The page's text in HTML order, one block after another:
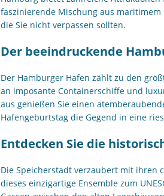
faszinierende Mischung aus
die Sie nicht verpassen sollten.
Der beeindruckende
Der Hamburger Hafen zählt zu den
an imposante Containerschiffe und
aus genießen Sie einen
Hafengeburtstag die Gegend in eine
Entdecken Sie die
Die Speicherstadt verzaubert mit ihren
dieses einzigartige Ensemble zum